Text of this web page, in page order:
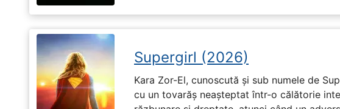
Supergirl (2026)
Kara Zor-El, cunoscută și sub numele de
cu un tovarăș neașteptat într-o călătorie